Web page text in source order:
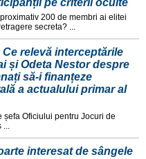
200 de membri ai elitei
secreta? ...
relevă interceptările
și Odeta Nestor despre
să-i finanțeze
a actualului primar al
Oficiului pentru Jocuri de
interesat de sângele